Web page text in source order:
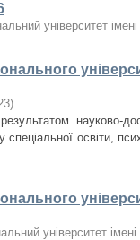
університет
)
науково-
освіти,
університет імені